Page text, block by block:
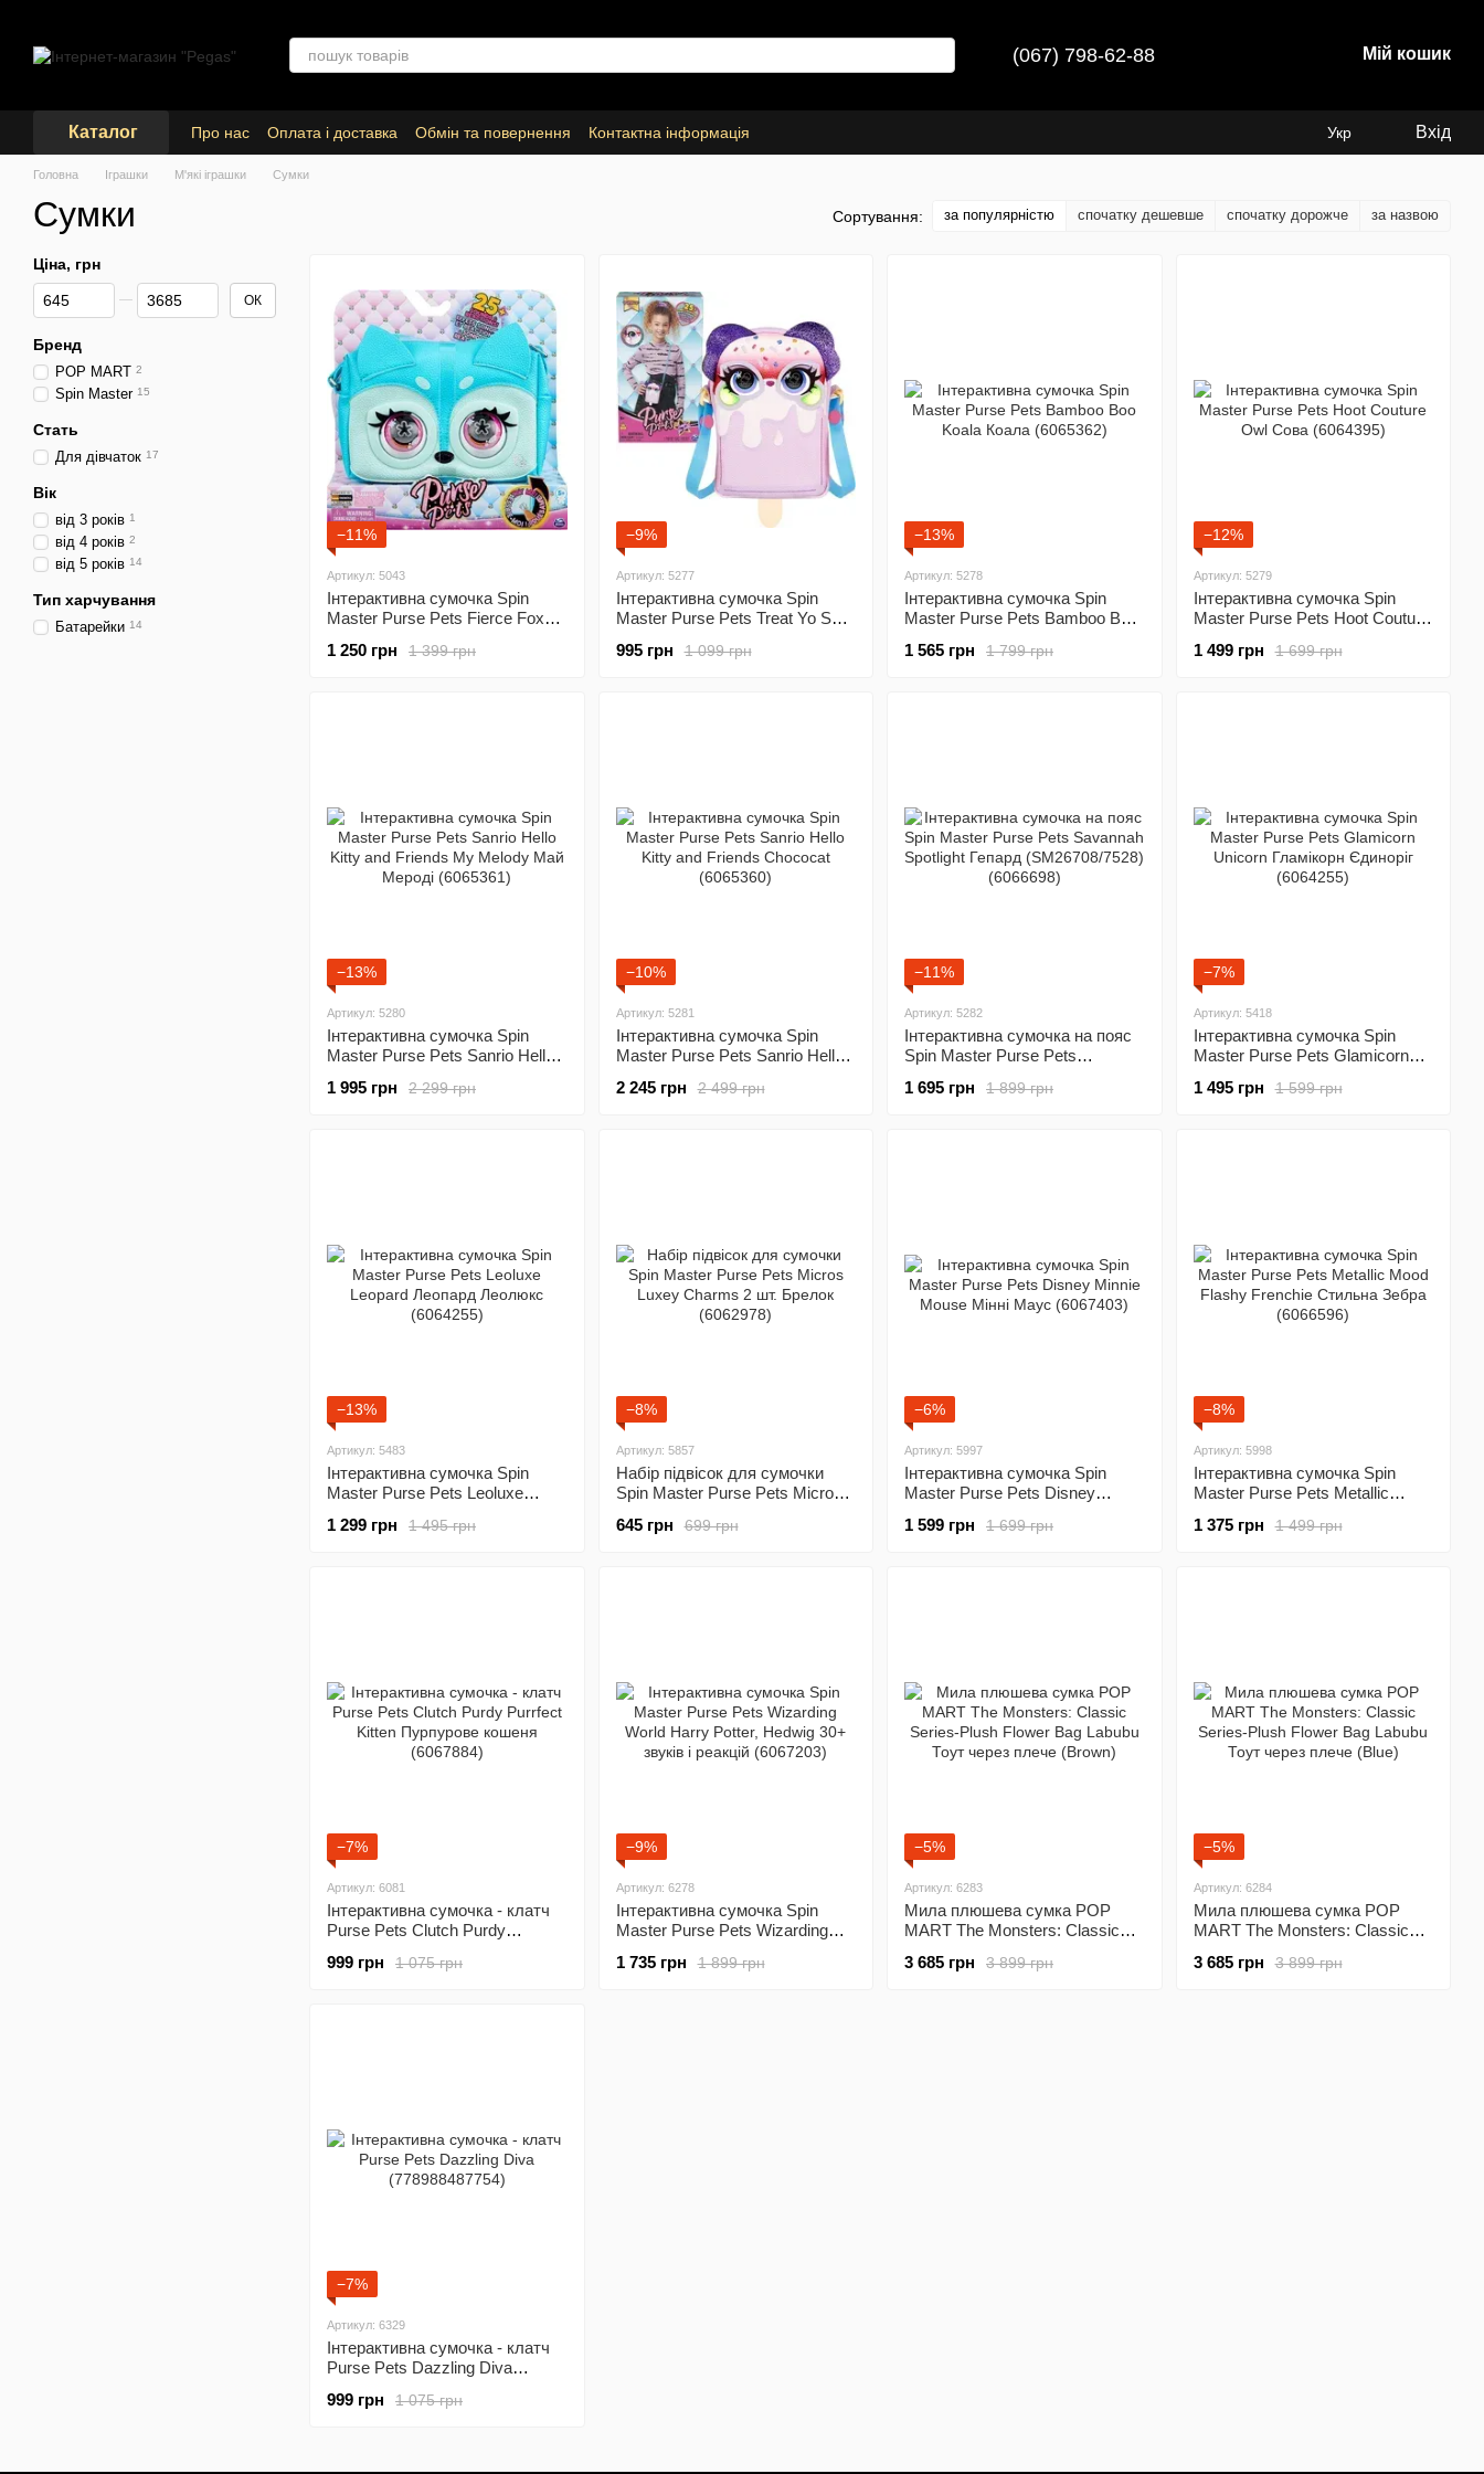
(067) 798-62-88 Мій кошик
Каталог Про нас Оплата і доставка Обмін та повернення Контактна інформація Укр Вхід
Головна Іграшки М'які іграшки Сумки
Сумки Сортування: за популярністю спочатку дешевше спочатку дорожче за назвою
−11%
Артикул: 5043
Інтерактивна сумочка Spin
Master Purse Pets Fierce Fox
(6062978)
1 399 грн
1 250 грн
−9%
Артикул: 5277
Інтерактивна сумочка Spin
Master Purse Pets Treat Yo Self
1 099 грн
995 грн
−13%
Артикул: 5278
Інтерактивна сумочка Spin
Master Purse Pets Bamboo Boo
1 799 грн
1 565 грн
−12%
Артикул: 5279
Інтерактивна сумочка Spin
Master Purse Pets Hoot Couture
1 699 грн
1 499 грн
−13%
Артикул: 5280
Інтерактивна сумочка Spin
Master Purse Pets Sanrio Hello
Май Мероді (6065361)
2 299 грн
1 995 грн
−10%
Артикул: 5281
Інтерактивна сумочка Spin
Master Purse Pets Sanrio Hello
(6065360)
2 499 грн
2 245 грн
−11%
Артикул: 5282
Інтерактивна сумочка на пояс
Spin Master Purse Pets
(SM26708/7528) (6066698)
1 899 грн
1 695 грн
−7%
Артикул: 5418
Інтерактивна сумочка Spin
Master Purse Pets Glamicorn
(6064255)
1 599 грн
1 495 грн
−13%
Артикул: 5483
Інтерактивна сумочка Spin
Master Purse Pets Leoluxe
(6064255)
1 495 грн
1 299 грн
−8%
Артикул: 5857
Набір підвісок для сумочки
Spin Master Purse Pets Micros
(6062978)699 грн
645 грн
−6%
Артикул: 5997
Інтерактивна сумочка Spin
Master Purse Pets Disney
(6067403)
1 699 грн
1 599 грн
−8%
Артикул: 5998
Інтерактивна сумочка Spin
Master Purse Pets Metallic
Зебра (6066596)
1 499 грн
1 375 грн
−7%
Артикул: 6081
Інтерактивна сумочка - клатч
Purse Pets Clutch Purdy
кошеня (6067884)
1 075 грн
999 грн
−9%
Артикул: 6278
Інтерактивна сумочка Spin
Master Purse Pets Wizarding
звуків і реакцій (6067203)
1 899 грн
1 735 грн
−5%
Артикул: 6283
Мила плюшева сумка POP
MART The Monsters: Classic
Тоут через плече (Brown)
3 899 грн
3 685 грн
−5%
Артикул: 6284
Мила плюшева сумка POP
MART The Monsters: Classic
Тоут через плече (Blue)
3 899 грн
3 685 грн
−7%
Артикул: 6329
Інтерактивна сумочка - клатч
Purse Pets Dazzling Diva
1 075 грн
999 грн
Ціна, грн
Від Ціна, грн
До Ціна, грн ОК
Бренд
POP MART 2
Spin Master 15
Стать
Для дівчаток 17
Вік
від 3 років 1
від 4 років 2
від 5 років 14
Тип харчування
Батарейки 14